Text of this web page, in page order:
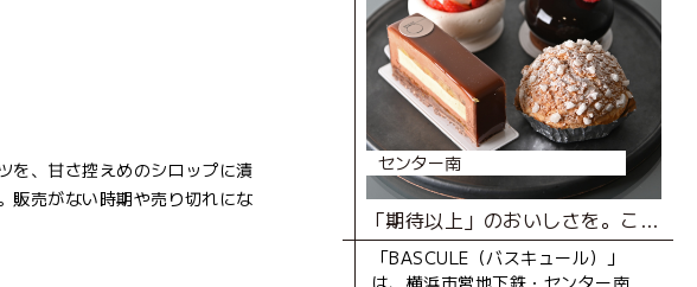
を、甘さ控えめのシロップに漬
販売がない時期や売り切れにな
センター南
「期待以上」のおいしさを。こだわりが生み出す、とびきりのスイーツ
「BASCULE（バスキュール）」